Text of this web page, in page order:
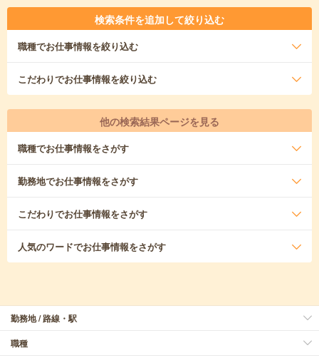
検索条件を追加して絞り込む
職種でお仕事情報を絞り込む
こだわりでお仕事情報を絞り込む
他の検索結果ページを見る
職種でお仕事情報をさがす
勤務地でお仕事情報をさがす
こだわりでお仕事情報をさがす
人気のワードでお仕事情報をさがす
勤務地 / 路線・駅
職種